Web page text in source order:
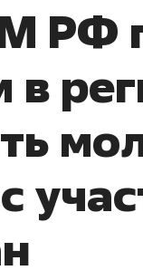
РФ
бизнес может
минимум
выйти на зарубежные
Оман?